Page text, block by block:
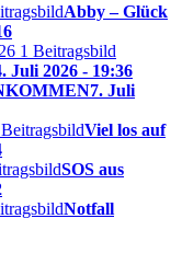
Abby – Glück
Juli 2026 - 19:36
7. Juli
Viel los auf
SOS aus
Notfall